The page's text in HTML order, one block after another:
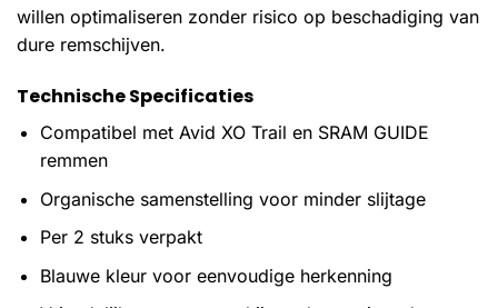
willen optimaliseren zonder risico op beschadiging van
dure remschijven.
Technische Specificaties
Compatibel met Avid XO Trail en SRAM GUIDE
remmen
Organische samenstelling voor minder slijtage
Per 2 stuks verpakt
Blauwe kleur voor eenvoudige herkenning